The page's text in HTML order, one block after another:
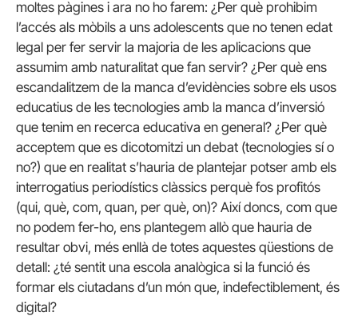
moltes pàgines i ara no ho farem: ¿Per què prohibim
l’accés als mòbils a uns adolescents que no tenen edat
legal per fer servir la majoria de les aplicacions que
assumim amb naturalitat que fan servir? ¿Per què ens
escandalitzem de la manca d’evidències sobre els usos
educatius de les tecnologies amb la manca d’inversió
que tenim en recerca educativa en general? ¿Per què
acceptem que es dicotomitzi un debat (tecnologies sí o
no?) que en realitat s’hauria de plantejar potser amb els
interrogatius periodístics clàssics perquè fos profitós
(qui, què, com, quan, per què, on)? Així doncs, com que
no podem fer-ho, ens plantegem allò que hauria de
resultar obvi, més enllà de totes aquestes qüestions de
detall: ¿té sentit una escola analògica si la funció és
formar els ciutadans d’un món que, indefectiblement, és
digital?